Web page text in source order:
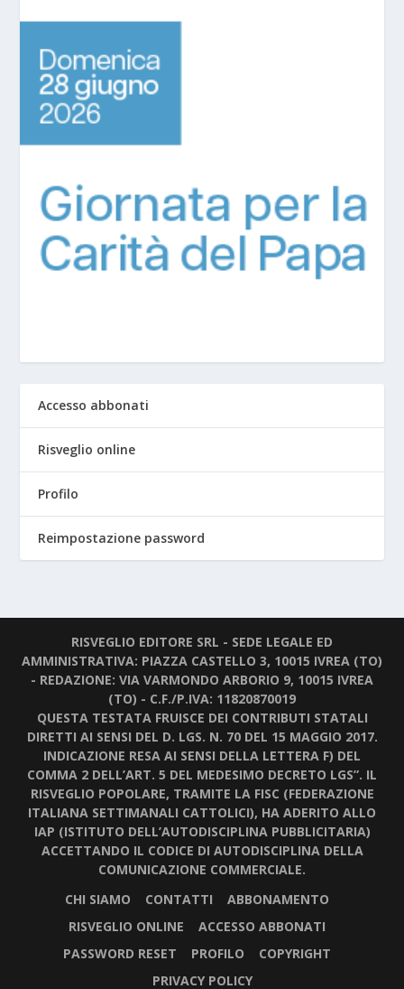
Accesso abbonati
Risveglio online
Profilo
Reimpostazione password
RISVEGLIO EDITORE SRL - SEDE LEGALE ED
AMMINISTRATIVA: PIAZZA CASTELLO 3, 10015 IVREA (TO)
- REDAZIONE: VIA VARMONDO ARBORIO 9, 10015 IVREA
(TO) - C.F./P.IVA: 11820870019
QUESTA TESTATA FRUISCE DEI CONTRIBUTI STATALI
DIRETTI AI SENSI DEL D. LGS. N. 70 DEL 15 MAGGIO 2017.
INDICAZIONE RESA AI SENSI DELLA LETTERA F) DEL
COMMA 2 DELL’ART. 5 DEL MEDESIMO DECRETO LGS”. IL
RISVEGLIO POPOLARE, TRAMITE LA FISC (FEDERAZIONE
ITALIANA SETTIMANALI CATTOLICI), HA ADERITO ALLO
IAP (ISTITUTO DELL’AUTODISCIPLINA PUBBLICITARIA)
ACCETTANDO IL CODICE DI AUTODISCIPLINA DELLA
COMUNICAZIONE COMMERCIALE.
CHI SIAMO
CONTATTI
ABBONAMENTO
RISVEGLIO ONLINE
ACCESSO ABBONATI
PASSWORD RESET
PROFILO
COPYRIGHT
PRIVACY POLICY